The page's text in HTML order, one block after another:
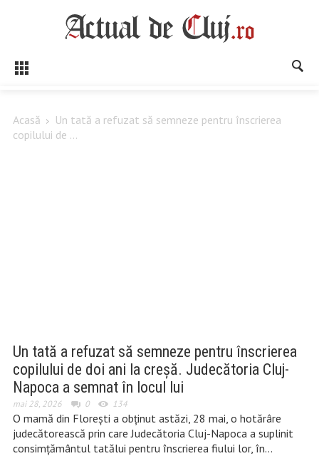
Acasă
Un tată a refuzat să semneze pentru înscrierea
copilului de ...
Un tată a refuzat să semneze pentru înscrierea
copilului de doi ani la creșă. Judecătoria Cluj-
Napoca a semnat în locul lui
mai 28, 2026 0 134
O mamă din Florești a obținut astăzi, 28 mai, o hotărâre
judecătorească prin care Judecătoria Cluj-Napoca a suplinit
consimțământul tatălui pentru înscrierea fiului lor, în…